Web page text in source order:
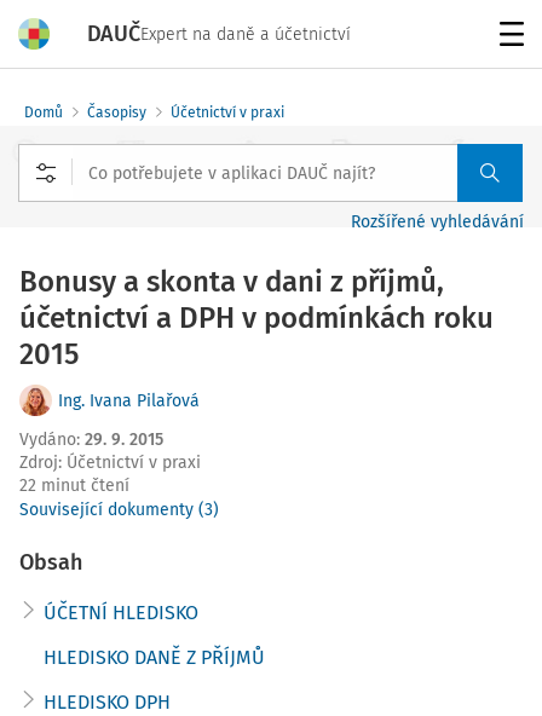
DAUČExpert na daně a účetnictví
Domů Časopisy Účetnictví v praxi
Rozšířené vyhledávání
Bonusy a skonta v dani z příjmů,
účetnictví a DPH v podmínkách roku
2015
Ing. Ivana Pilařová
Vydáno: 29. 9. 2015
Zdroj: Účetnictví v praxi
22 minut čtení
Související dokumenty (3)
Obsah
ÚČETNÍ HLEDISKO
HLEDISKO DANĚ Z PŘÍJMŮ
HLEDISKO DPH